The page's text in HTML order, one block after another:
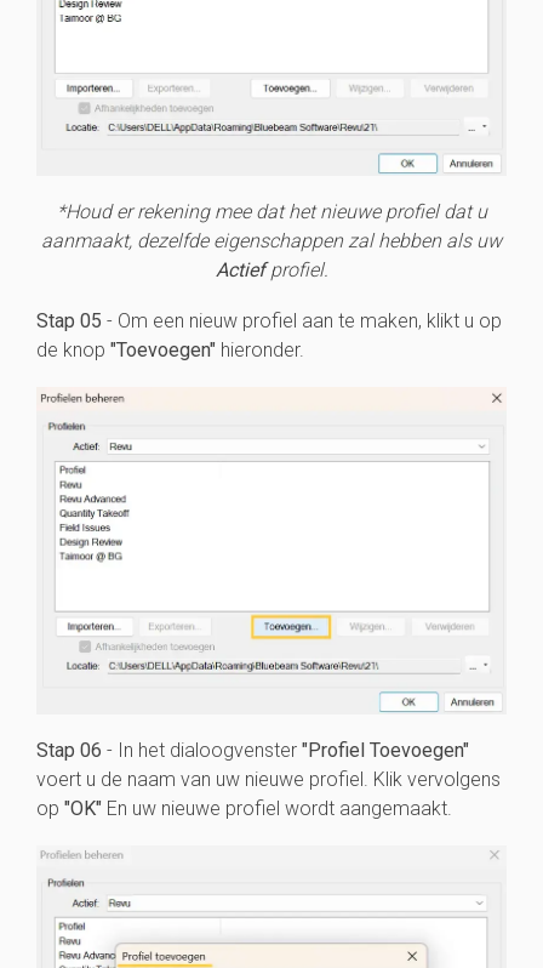
*Houd er rekening mee dat het nieuwe profiel dat u
aanmaakt, dezelfde eigenschappen zal hebben als uw
Actiefprofiel.
Stap 05 - Om een nieuw profiel aan te maken, klikt u op
de knop "Toevoegen" hieronder.
Stap 06 - In het dialoogvenster "Profiel Toevoegen"
voert u de naam van uw nieuwe profiel. Klik vervolgens
op "OK" En uw nieuwe profiel wordt aangemaakt.